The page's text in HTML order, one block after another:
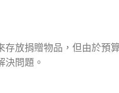
存放捐贈物品，但由於預
決問題。